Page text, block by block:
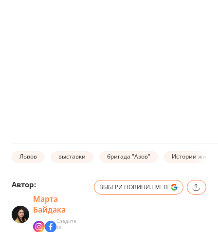
Львов выставки бригада "Азов" Истории жизни
Автор:
Марта
Байдака
Следите
за
ВЫБЕРИ НОВИНИ.LIVE В